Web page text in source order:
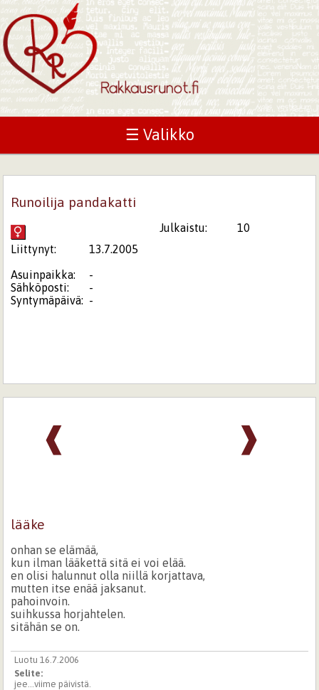
☰ Valikko
Runoilija pandakatti
Julkaistu:
10
Liittynyt:
13.7.2005
Asuinpaikka:
-
Sähköposti:
-
Syntymäpäivä: -
❱
❰
lääke
onhan se elämää,
kun ilman lääkettä sitä ei voi elää.
en olisi halunnut olla niillä korjattava,
mutten itse enää jaksanut.
pahoinvoin.
suihkussa horjahtelen.
sitähän se on.
Luotu 16.7.2006
Selite:
jee...viime päivistä.